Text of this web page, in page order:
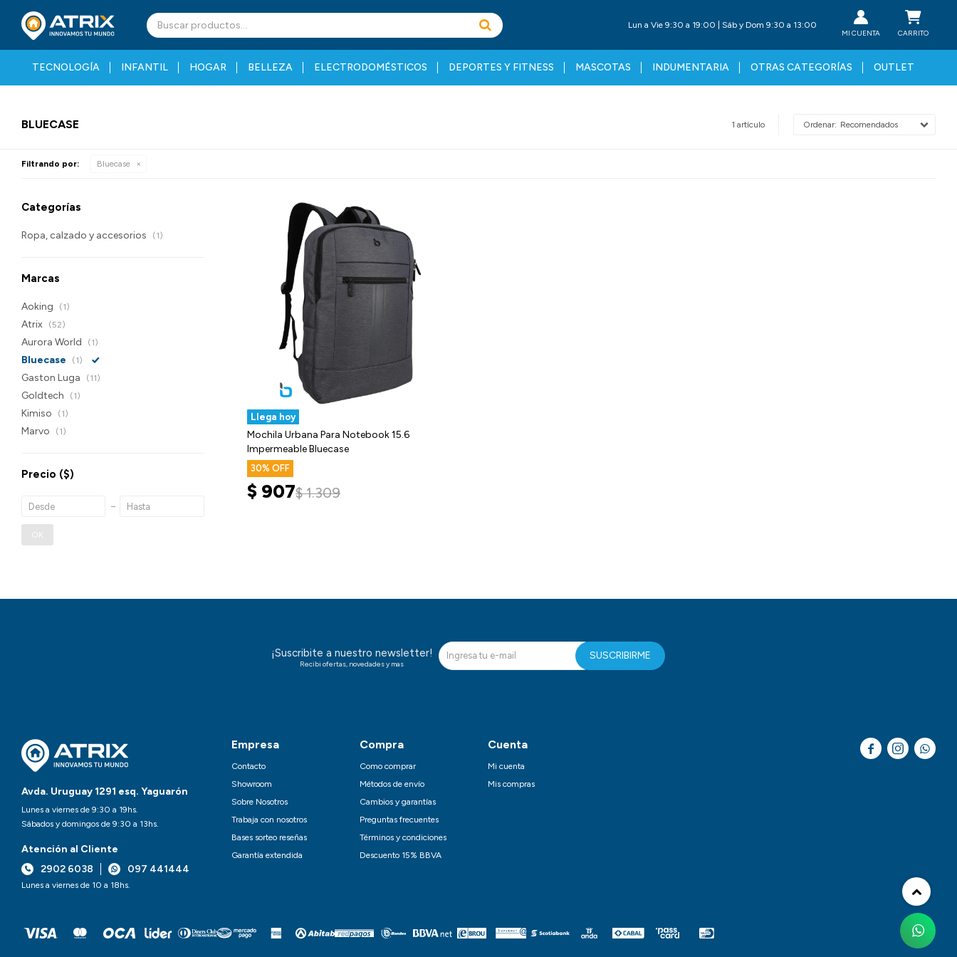
TECNOLOGÍA INFANTIL HOGAR BELLEZA ELECTRODOMÉSTICOS DEPORTES Y FITNESS MASCOTAS INDUMENTARIA OTRAS CATEGORÍAS OUTLET
Lun a Vie 9:30 a 19:00 | Sáb y Dom 9:30 a 13:00
BLUECASE 1 artículo Recomendados
Filtrando por: Bluecase
Llega hoy
Mochila Urbana Para Notebook 15.6
Impermeable Bluecase
30
$ 907$ 1.309
Categorías
Ropa, calzado y accesorios (1)
Marcas
Aoking (1)
Atrix (52)
Aurora World (1)
Bluecase (1)
Gaston Luga (11)
Goldtech (1)
Kimiso (1)
Marvo (1)
Precio ($)
OK
Avda. Uruguay 1291 esq. Yaguarón
Lunes a viernes de 9:30 a 19hs.
Sábados y domingos de 9:30 a 13hs.
Atención al Cliente
2902 6038
097 441444
Lunes a viernes de 10 a 18hs.
Empresa
Contacto
Showroom
Sobre Nosotros
Trabaja con nosotros
Bases sorteo reseñas
Garantía extendida
Compra
Como comprar
Métodos de envío
Cambios y garantías
Preguntas frecuentes
Términos y condiciones
Descuento 15% BBVA
Cuenta
Mi cuenta
Mis compras
¡Suscribite a nuestro newsletter!
Recibi ofertas, novedades y mas
SUSCRIBIRME
  